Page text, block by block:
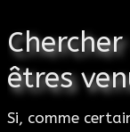
êtres
Si, comme